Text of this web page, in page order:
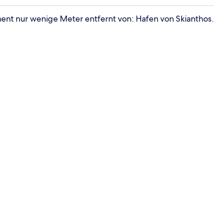
nur wenige Meter entfernt von: Hafen von Skianthos.